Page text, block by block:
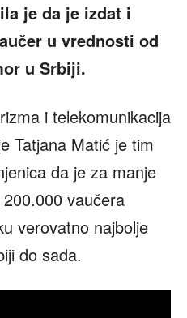
je da je izdat i
u vrednosti od
u Srbiji.
i telekomunikacija
Tatjana Matić je tim
da je za manje
vaučera
verovatno najbolje
do sada.